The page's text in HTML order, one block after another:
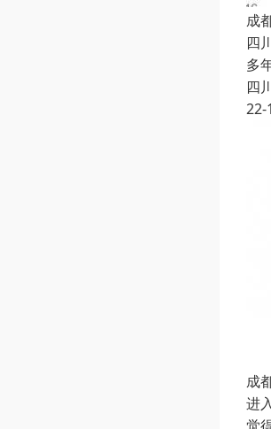
成
四
多
四
22-
成
进